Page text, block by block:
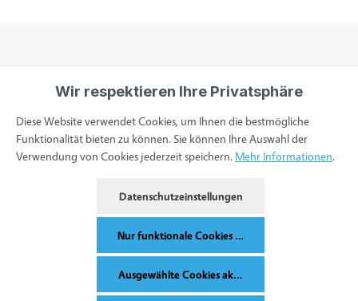
Informationen
Wir respektieren Ihre Privatsphäre
Diese Website verwendet Cookies, um Ihnen die bestmögliche
Funktionalität bieten zu können. Sie können Ihre Auswahl der
Verwendung von Cookies jederzeit speichern. Mehr Informationen.
Datenschutzeinstellungen
Nur funktionale Cookies akzeptieren
Ausgewählte Cookies akzeptieren